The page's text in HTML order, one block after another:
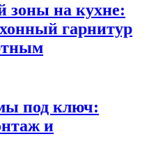
зоны на кухне:
гарнитур
под ключ:
и